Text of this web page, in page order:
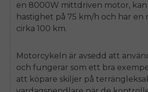
en 8000W mittdriven motor, kan
hastighet på 75 km/h och har en
cirka 100 km.
Motorcykeln är avsedd att
och fungerar som ett bra
att köpare skiljer på